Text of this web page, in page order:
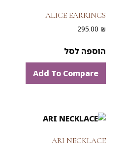
ALICE EARRINGS
295.00 ₪
הוספה לסל
Add To Compare
ARI NECKLACE